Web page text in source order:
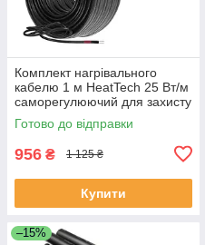
Комплект нагрівального
кабелю 1 м HeatTech 25 Вт/м
саморегулюючий для захисту
водостоку покрівлі труб
Готово до відправки
956 ₴ 1 125 ₴
Купити
–15%